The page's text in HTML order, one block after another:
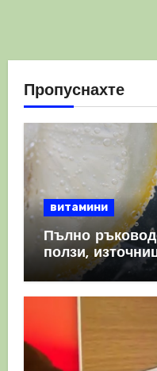
Пропуснахте
витамини
Пълно
ползи,
имунната